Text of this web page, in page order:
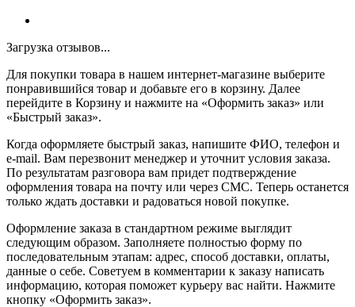
Загрузка отзывов...
Для покупки товара в нашем интернет-магазине выберите
понравившийся товар и добавьте его в корзину. Далее
перейдите в Корзину и нажмите на «Оформить заказ» или
«Быстрый заказ».
Когда оформляете быстрый заказ, напишите ФИО, телефон и
e-mail. Вам перезвонит менеджер и уточнит условия заказа.
По результатам разговора вам придет подтверждение
оформления товара на почту или через СМС. Теперь останется
только ждать доставки и радоваться новой покупке.
Оформление заказа в стандартном режиме выглядит
следующим образом. Заполняете полностью форму по
последовательным этапам: адрес, способ доставки, оплаты,
данные о себе. Советуем в комментарии к заказу написать
информацию, которая поможет курьеру вас найти. Нажмите
кнопку «Оформить заказ».